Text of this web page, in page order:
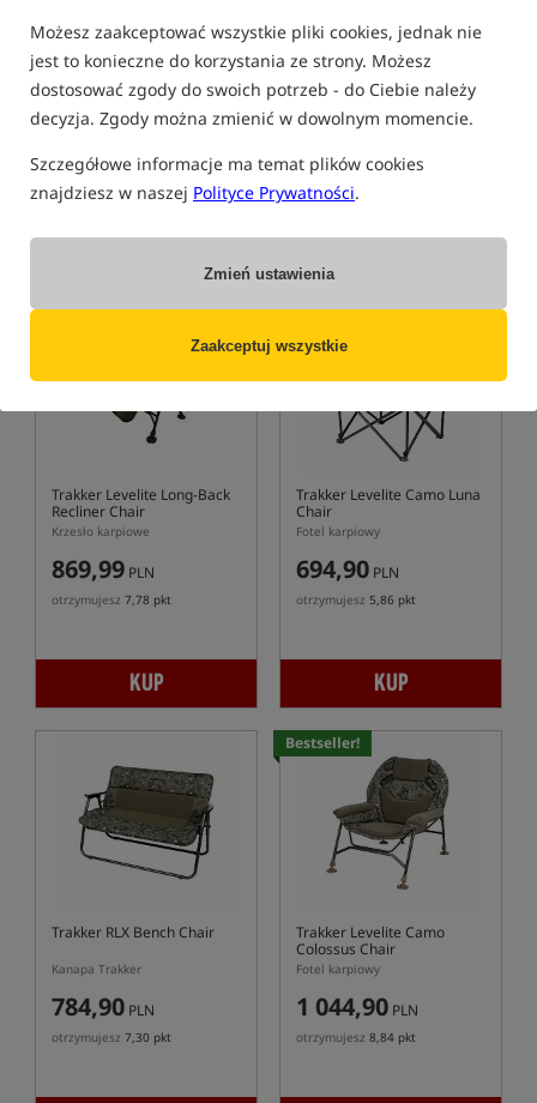
Możesz zaakceptować wszystkie pliki cookies, jednak nie
jest to konieczne do korzystania ze strony. Możesz
dostosować zgody do swoich potrzeb - do Ciebie należy
decyzja. Zgody można zmienić w dowolnym momencie.
Szczegółowe informacje ma temat plików cookies
znajdziesz w naszej Polityce Prywatności.
Zmień ustawienia
Zaakceptuj wszystkie
Trakker Levelite Colossus
Camo Recliner Chair
Fotel karpiowy Trakker Levelite Colossus Camo z regulowanym oparciem
1 149,90PLN
otrzymujesz9,19 pkt
KUP
Trakker Levelite Camo
Longback Recliner
Fotel karpiowy w kolorze kamuflażu
1 044,90
otrzymujesz8,84 pkt
KUP
5,0
Trakker Levelite Long-Back
Recliner Chair
Krzesło karpiowe
869,99 PLN
otrzymujesz 7,78 pkt
KUP
3,0
Trakker Levelite Camo Luna
Chair
Fotel karpiowy
694,90 PLN
otrzymujesz 5,86 pkt
KUP
Trakker RLX Bench Chair
Kanapa Trakker
784,90 PLN
otrzymujesz 7,30 pkt
Bestseller!
Trakker Levelite Camo
Colossus Chair
Fotel karpiowy
1 044,90 PLN
otrzymujesz 8,84 pkt